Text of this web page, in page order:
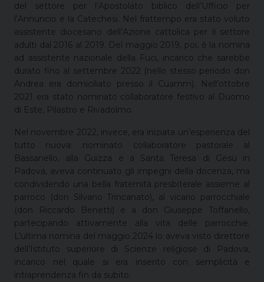
del settore per l’Apostolato biblico dell’Ufficio per
l’Annuncio e la Catechesi. Nel frattempo era stato voluto
assistente diocesano dell’Azione cattolica per il settore
adulti dal 2016 al 2019. Del maggio 2019, poi, è la nomina
ad assistente nazionale della Fuci, incarico che sarebbe
durato fino al settembre 2022 (nello stesso periodo don
Andrea era domiciliato presso il Cuamm). Nell’ottobre
2021 era stato nominato collaboratore festivo al Duomo
di Este, Pilastro e Rivadolmo.
Nel novembre 2022, invece, era iniziata un’esperienza del
tutto nuova: nominato collaboratore pastorale al
Bassanello, alla Guizza e a Santa Teresa di Gesù in
Padova, aveva continuato gli impegni della docenza, ma
condividendo una bella fraternità presbiterale assieme al
parroco (don Silvano Trincanato), al vicario parrocchiale
(don Riccardo Benetti) e a don Giuseppe Toffanello,
partecipando attivamente alla vita delle parrocchie.
L’ultima nomina del maggio 2024 lo aveva visto direttore
dell’Istituto superiore di Scienze religiose di Padova,
incarico nel quale si era inserito con semplicità e
intraprendenza fin da subito.